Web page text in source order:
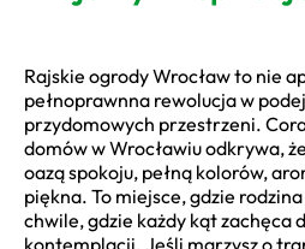
Rajskie ogrody Wrocław to nie
pełnoprawnna rewolucja w
przydomowych przestrzeni.
domów w Wrocławiu odkrywa,
oazą spokoju, pełną kolorów,
piękna. To miejsce, gdzie
chwile, gdzie każdy kąt zachęca
kontemplacji. Jeśli marzysz o